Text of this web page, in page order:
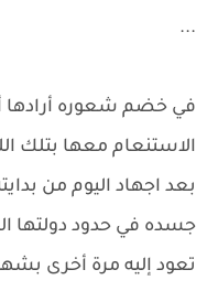
...
في خضم شعوره أرادها
الاستنعام معها بتلك
بعد اجهاد اليوم من
جسده في حدود دولتها
تعود إليه مرة أخرى